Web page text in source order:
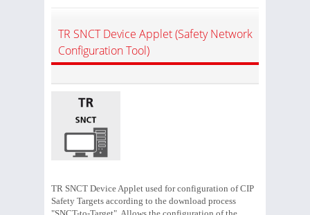
TR SNCT Device Applet (Safety Network
Configuration Tool)
TR SNCT Device Applet used for configuration of CIP
Safety Targets according to the download process